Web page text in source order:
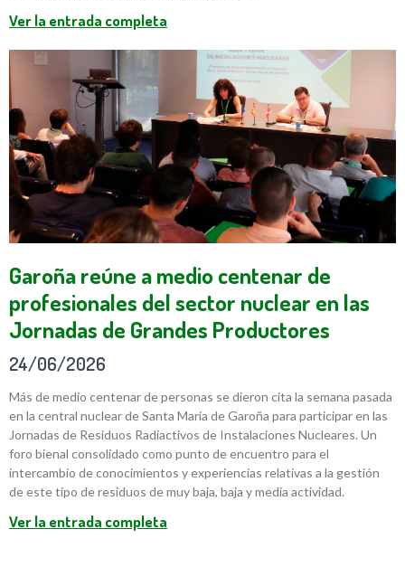
Ver la entrada completa
Garoña reúne a medio centenar de
profesionales del sector nuclear en las
Jornadas de Grandes Productores
24/06/2026
Más de medio centenar de personas se dieron cita la semana pasada
en la central nuclear de Santa María de Garoña para participar en las
Jornadas de Residuos Radiactivos de Instalaciones Nucleares. Un
foro bienal consolidado como punto de encuentro para el
intercambio de conocimientos y experiencias relativas a la gestión
de este tipo de residuos de muy baja, baja y media actividad.
Ver la entrada completa